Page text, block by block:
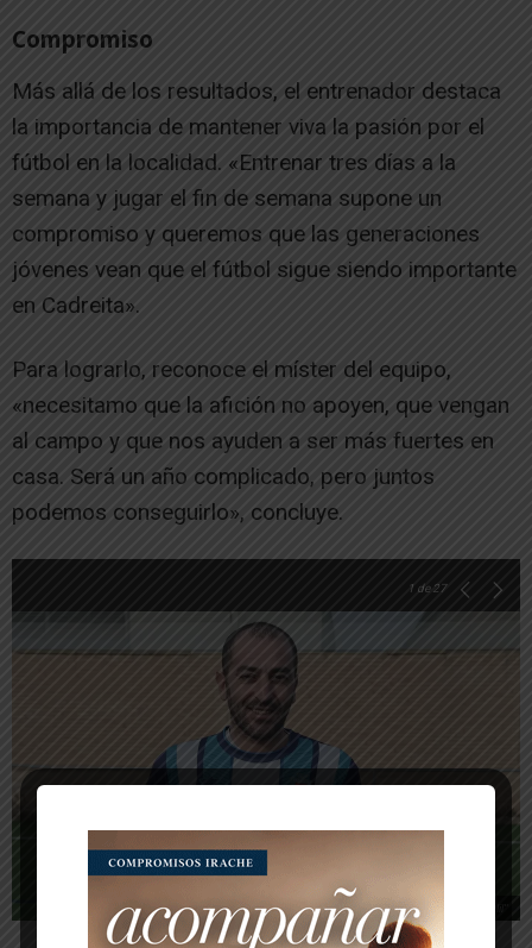
Compromiso
Más allá de los resultados, el entrenador destaca
la importancia de mantener viva la pasión por el
fútbol en la localidad. «Entrenar tres días a la
semana y jugar el fin de semana supone un
compromiso y queremos que las generaciones
jóvenes vean que el fútbol sigue siendo importante
en Cadreita».
Para lograrlo, reconoce el míster del equipo,
«necesitamo que la afición no apoyen, que vengan
al campo y que nos ayuden a ser más fuertes en
casa. Será un año complicado, pero juntos
podemos conseguirlo», concluye.
1 de 27
Abdeljalil El Guich "Jalil"